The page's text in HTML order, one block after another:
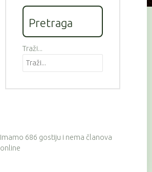
Pretraga
Traži...
Imamo 686 gostiju i nema članova
online